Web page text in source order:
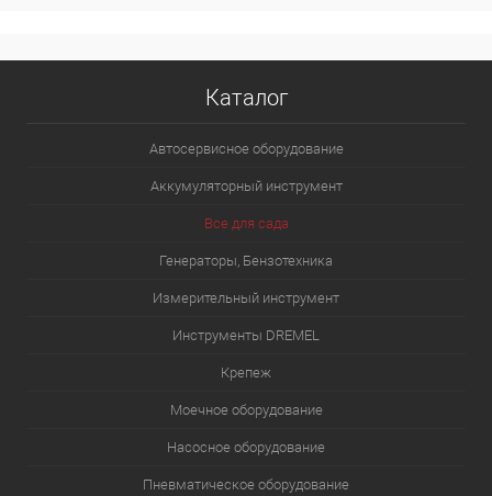
Каталог
Автосервисное оборудование
Аккумуляторный инструмент
Все для сада
Генераторы, Бензотехника
Измерительный инструмент
Инструменты DREMEL
Крепеж
Моечное оборудование
Насосное оборудование
Пневматическое оборудование